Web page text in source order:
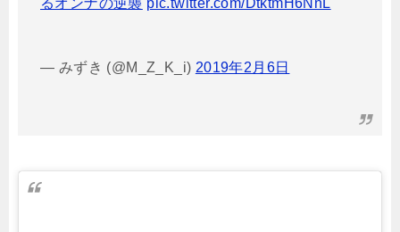
るオンナの逆襲 pic.twitter.com/DtktmH6NnL
— みずき (@M_Z_K_i) 2019年2月6日